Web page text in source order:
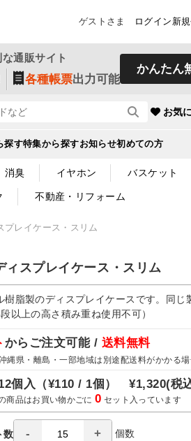
ゲストさま ログイン 新
通販サイト
各種帳票出力可能
かんたん
お気
探す特集から探すお知らせ初めての方
消臭 イヤホン バスケット
不動産・リフォーム
プレイケース・スリム
ィスプレイケース・スリム
樹脂製のディスプレイケースです。同じ
以上の高さ積み重ね使用不可）
からご注文可能 / 送料無料
縄県・離島・一部地域は別途配送料がかかる場
個入（¥110 / 1個）¥1,320(税
商品はお買い物かごに0 セット入っています
数 個数